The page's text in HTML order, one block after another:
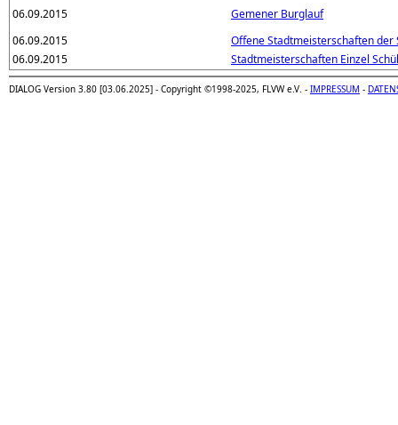
06.09.2015
Gemener Burglauf
06.09.2015
Offene Stadtmeisterschaften der
06.09.2015
Stadtmeisterschaften Einzel
DIALOG Version 3.80 [03.06.2025] - Copyright ©1998-2025, FLVW e.V. - IMPRESSUM -